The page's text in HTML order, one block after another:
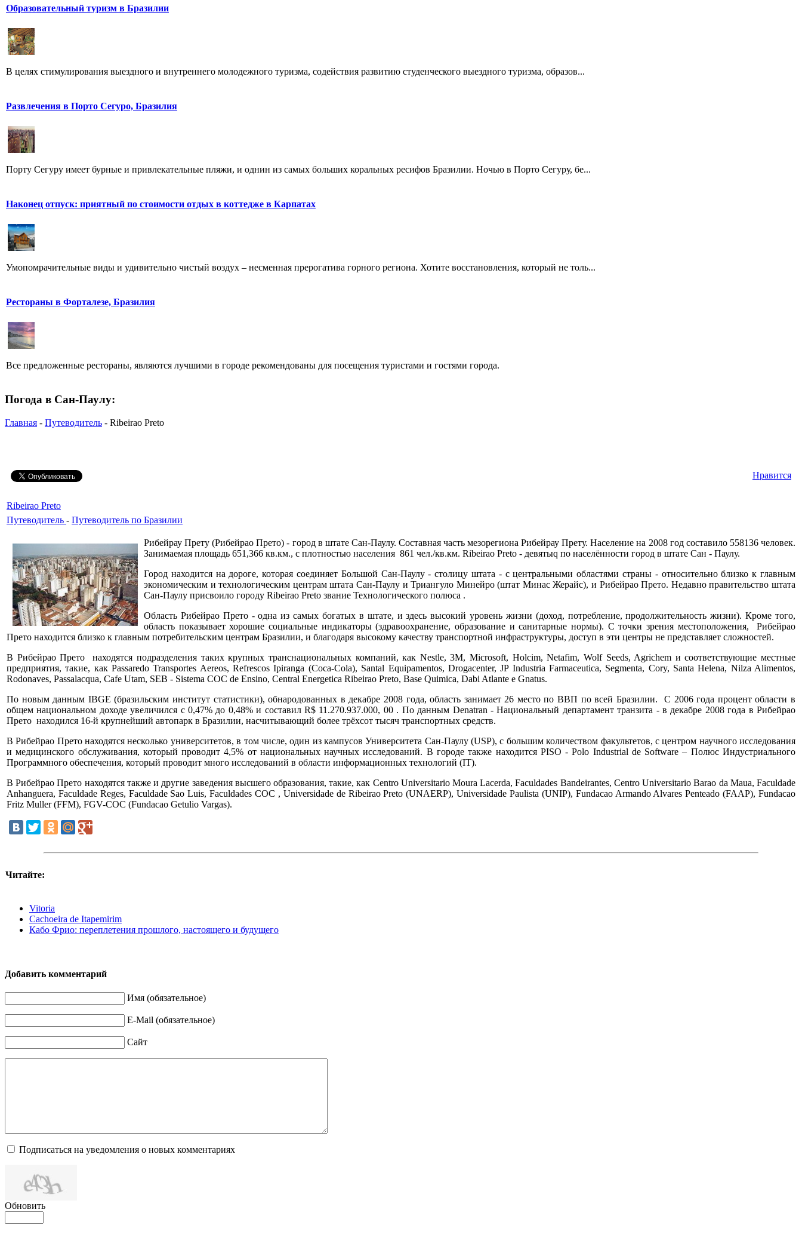
Образовательный туризм в Бразилии
В целях стимулирования выездного и внутреннего молодежного туризма, содействия развитию студенческого выездного туризма, образов...
Развлечения в Порто Сегуро, Бразилия
Порту Сегуру имеет бурные и привлекательные пляжи, и однин из самых больших коральных ресифов Бразилии. Ночью в Порто Сегуру, бе...
Наконец отпуск: приятный по стоимости отдых в коттедже в Карпатах
Умопомрачительные виды и удивительно чистый воздух – несменная прерогатива горного региона. Хотите восстановления, который не толь...
Рестораны в Форталезе, Бразилия
Все предложенные рестораны, являются лучшими в городе рекомендованы для посещения туристами и гостями города.
Погода в Сан-Паулу:
Главная - Путеводитель - Ribeirao Preto
Нравится
Ribeirao Preto
Путеводитель - Путеводитель по Бразилии
Рибейрау Прету (Рибейрао Прето) - город в штате Сан-Паулу. Составная часть мезорегиона Рибейрау Прету. Население на 2008 год составило 558136 человек.
Занимаемая площадь 651,366 кв.км., с плотностью населения 861 чел./кв.км. Ribeirao Preto - девятыq по населённости город в штате Сан - Паулу.
Город находится на дороге, которая соединяет Большой Сан-Паулу - столицу штата - с центральными областями страны - относительно близко к главным
экономическим и технологическим центрам штата Сан-Паулу и Триангуло Минейро (штат Минас Жерайс), и Рибейрао Прето. Недавно правительство штата
Сан-Паулу присвоило городу Ribeirao Preto звание Технологического полюса .
Область Рибейрао Прето - одна из самых богатых в штате, и здесь высокий уровень жизни (доход, потребление, продолжительность жизни). Кроме того,
область показывает хорошие социальные индикаторы (здравоохранение, образование и санитарные нормы). С точки зрения местоположения, Рибейрао
Прето находится близко к главным потребительским центрам Бразилии, и благодаря высокому качеству транспортной инфраструктуры, доступ в эти центры не представляет сложностей.
В Рибейрао Прето находятся подразделения таких крупных транснациональных компаний, как Nestle, 3M, Microsoft, Holcim, Netafim, Wolf Seeds, Agrichem и соответствующие местные
предприятия, такие, как Passaredo Transportes Aereos, Refrescos Ipiranga (Coca-Cola), Santal Equipamentos, Drogacenter, JP Industria Farmaceutica, Segmenta, Cory, Santa Helena, Nilza Alimentos,
Rodonaves, Passalacqua, Cafe Utam, SEB - Sistema COC de Ensino, Central Energetica Ribeirao Preto, Base Quimica, Dabi Atlante e Gnatus.
По новым данным IBGE (бразильским институт статистики), обнародованных в декабре 2008 года, область занимает 26 место по ВВП по всей Бразилии. С 2006 года процент области в
общем национальном доходе увеличился с 0,47% до 0,48% и составил R$ 11.270.937.000, 00 . По данным Denatran - Национальный департамент транзита - в декабре 2008 года в Рибейрао
Прето находился 16-й крупнейший автопарк в Бразилии, насчитывающий более трёхсот тысяч транспортных средств.
В Рибейрао Прето находятся несколько университетов, в том числе, один из кампусов Университета Сан-Паулу (USP), с большим количеством факультетов, с центром научного исследования
и медицинского обслуживания, который проводит 4,5% от национальных научных исследований. В городе также находится PISO - Polo Industrial de Software – Полюс Индустриального
Программного обеспечения, который проводит много исследований в области информационных технологий (IT).
В Рибейрао Прето находятся также и другие заведения высшего образования, такие, как Centro Universitario Moura Lacerda, Faculdades Bandeirantes, Centro Universitario Barao da Maua, Faculdade
Anhanguera, Faculdade Reges, Faculdade Sao Luis, Faculdades COC , Universidade de Ribeirao Preto (UNAERP), Universidade Paulista (UNIP), Fundacao Armando Alvares Penteado (FAAP), Fundacao
Fritz Muller (FFM), FGV-COC (Fundacao Getulio Vargas).
Читайте:
Vitoria
Cachoeira de Itapemirim
Кабо Фрио: переплетения прошлого, настоящего и будущего
Добавить комментарий
Имя (обязательное)
E-Mail (обязательное)
Сайт
Подписаться на уведомления о новых комментариях
Обновить